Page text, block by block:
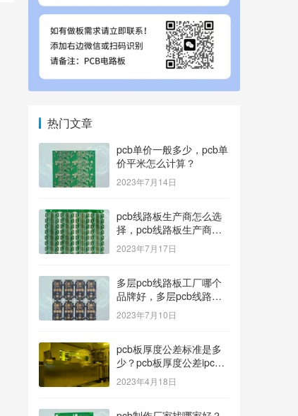
热门文章
pcb单价一般多少，pcb单
价平米怎么计算？
2023年7月14日
pcb线路板生产商怎么选
择，pcb线路板生产商找
哪家好？
2023年7月17日
多层pcb线路板工厂哪个
品牌好，多层pcb线路板
厂家哪家产品好？
2023年7月10日
pcb板厚度公差标准是多
少？pcb板厚度公差ipc标
准
2023年4月18日